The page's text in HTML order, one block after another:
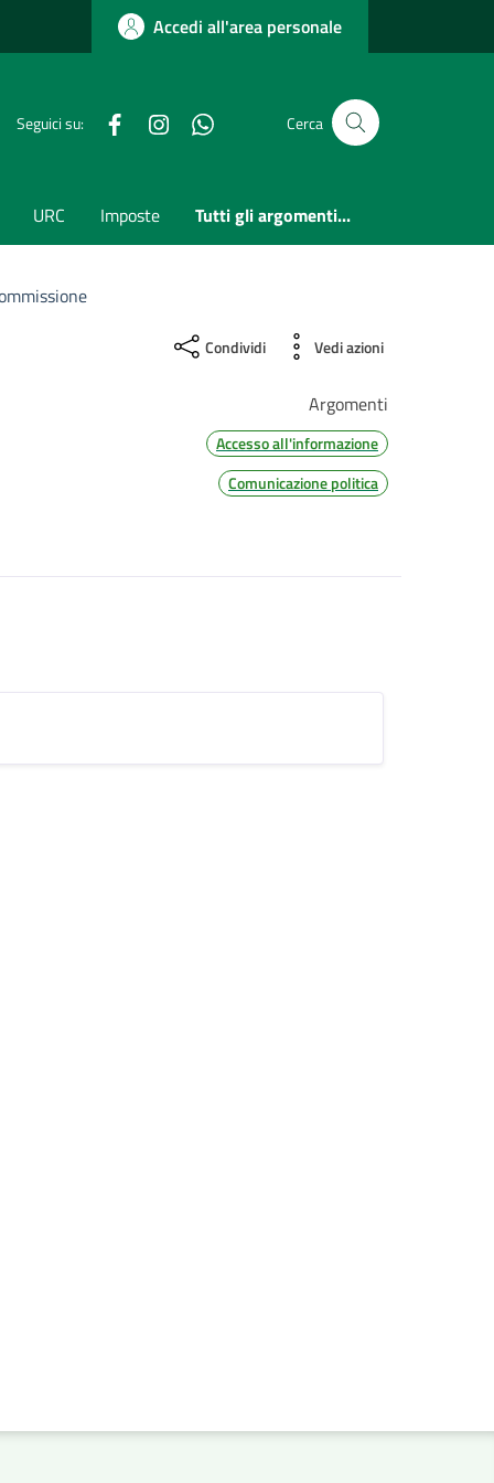
Accedi all'area personale
Seguici su: FacebookInstagramwhatsappCerca
URC Imposte Tutti gli argomenti...
Condividi Vedi azioni
Argomenti
Accesso all'informazione
Comunicazione politica